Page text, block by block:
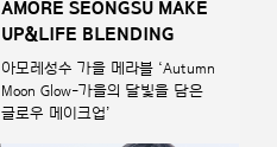
AMORE SEONGSU MAKE
UP&LIFE BLENDING
아모레성수 가을 메라블 ‘Autumn
Moon Glow-가을의 달빛을 담은
글로우 메이크업’